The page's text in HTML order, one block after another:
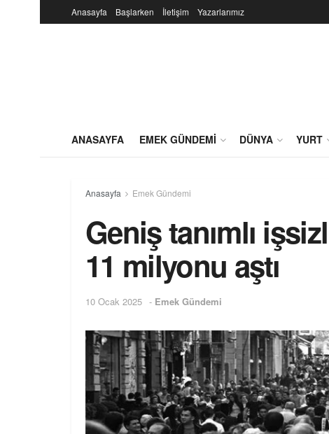
Anasayfa Başlarken İletişim Yazarlarımız
ANASAYFA EMEK GÜNDEMI DÜNYA YURT
Anasayfa Emek Gündemi
Geniş tanımlı
11 milyonu aştı
10 Ocak 2025 - Emek Gündemi